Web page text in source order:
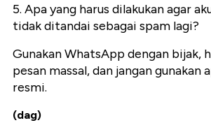
5. Apa yang harus dilakukan agar
tidak ditandai sebagai spam lagi?
Gunakan WhatsApp dengan bijak,
pesan massal, dan jangan gunakan
resmi.
(dag)